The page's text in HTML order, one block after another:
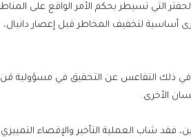
التي تسيطر بحكم الأمر الواقع على
أساسية لتخفيف المخاطر قبل إعصار دانيال،
في ذلك التقاعس عن التحقيق في مسؤولية مَن
الأخرى.
فقد شاب العملية التأخير والإقصاء التمييزي